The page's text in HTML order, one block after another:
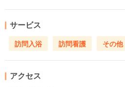
サービス
訪問入浴 訪問看護 その他
アクセス